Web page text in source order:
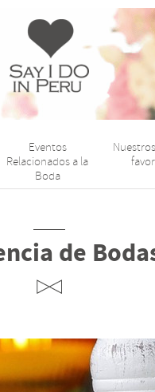
PerúEventos
Relacionados a la
Boda
de